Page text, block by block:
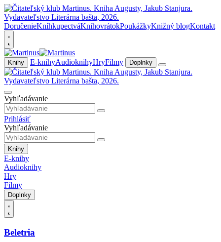
DoručenieKníhkupectváKnihovrátokPoukážkyKnižný blogKontakt
Knihy E-knihyAudioknihyHryFilmy Doplnky
Vyhľadávanie
Prihlásiť
Vyhľadávanie
Knihy
E-knihy
Audioknihy
Hry
Filmy
Doplnky
Beletria